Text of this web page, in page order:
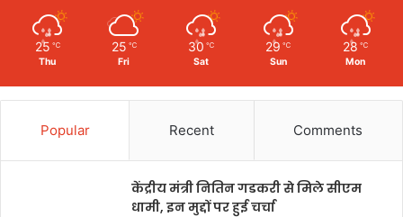
25 ℃
Thu
25 ℃
Fri
30 ℃
Sat
29 ℃
Sun
28 ℃
Mon
Popular Recent Comments
केंद्रीय मंत्री नितिन गडकरी से मिले सीएम
धामी, इन मुद्दों पर हुई चर्चा